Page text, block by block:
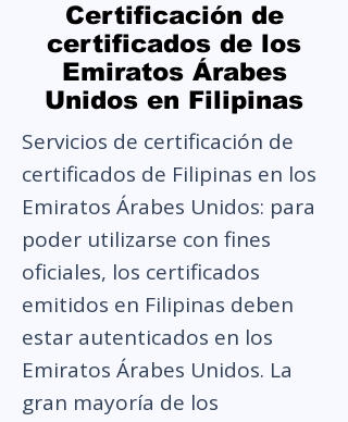
Certificación de
certificados de los
Emiratos Árabes
Unidos en Filipinas
Servicios de certificación de
certificados de Filipinas en los
Emiratos Árabes Unidos: para
poder utilizarse con fines
oficiales, los certificados
emitidos en Filipinas deben
estar autenticados en los
Emiratos Árabes Unidos. La
gran mayoría de los